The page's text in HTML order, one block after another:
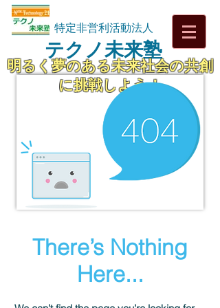
特定非営利活動法人
テクノ未来塾
明るく夢のある未来社会の共創
に挑戦しよう！
There’s Nothing
Here...